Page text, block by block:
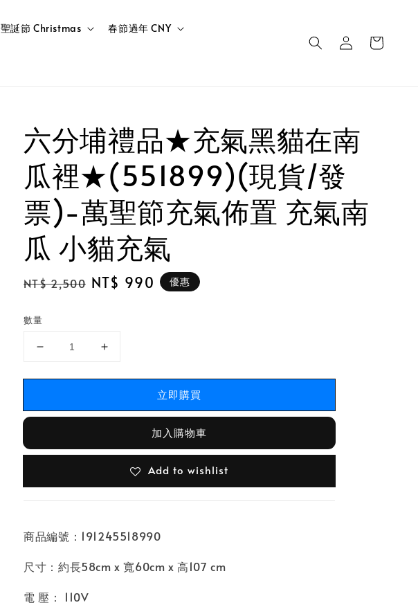
聖誕節 Christmas 春節過年 CNY
六分埔禮品★充氣黑貓在南
瓜裡★(551899)(現貨/發
票)-萬聖節充氣佈置 充氣南
瓜 小貓充氣
Regular
NT$ 2,500 Sale
NT$ 990 優惠
數量
立即購買
加入購物車
Add to wishlist
商品編號：191245518990
尺寸：約長58cm x 寬60cm x 高107 cm
電 壓： 110V